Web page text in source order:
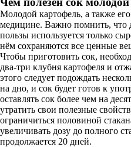
Молодой картофель, а также
медицине. Важно помнить, что
пользы используется только
нём сохраняются все ценные
Чтобы приготовить сок,
два-три клубня картофеля и
этого следует подождать
на дно, и сок будет готов к
оставлять сок более чем на
утратить свои полезные
ограничиться половиной
увеличивать дозу до полного
продолжается 20 дней.